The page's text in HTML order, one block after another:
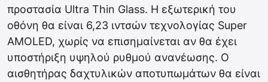
προστασία Ultra Thin Glass. Η εξωτερική του
οθόνη θα είναι 6,23 ιντσών τεχνολογίας Super
AMOLED, χωρίς να επισημαίνεται αν θα έχει
υποστήριξη υψηλού ρυθμού ανανέωσης. Ο
αισθητήρας δαχτυλικών αποτυπωμάτων θα είναι